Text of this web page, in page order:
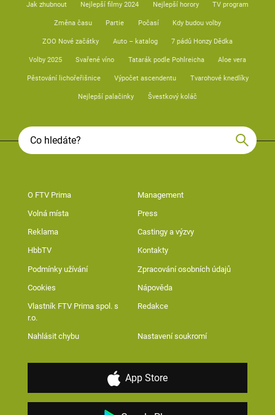
Jak zhubnout Nejlepší filmy 2024 Nejlepší horory TV program
Změna času Partie Počasí Kdy budou volby
ZOO Nové začátky Auto – katalog 7 pádů Honzy Dědka
Volby 2025 Svařené víno Tatarák podle Pohlreicha Aloe vera
Pěstování lichořeřišnice Výpočet ascendentu Tvarohové knedlíky
Nejlepší palačinky Švestkový koláč
O FTV Prima Management
Volná místa Press
Reklama Castingy a výzvy
HbbTV Kontakty
Podmínky užívání Zpracování osobních údajů
Cookies Nápověda
Vlastník FTV Prima spol. s
r.o.
Redakce
Nahlásit chybu Nastavení soukromí
App Store